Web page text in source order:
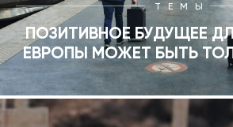
ТЕМЫ
ПОЗИТИВНОЕ БУДУЩЕЕ
ЕВРОПЫ МОЖЕТ БЫТЬ